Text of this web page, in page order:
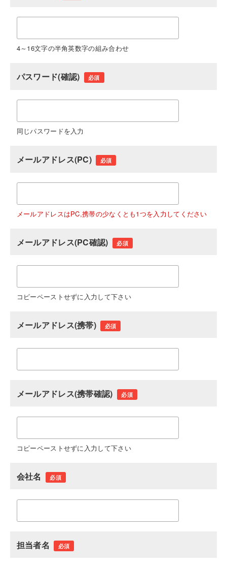
4～16文字の半角英数字の組み合わせ
パスワード(確認) 必須
同じパスワードを入力
メールアドレス(PC) 必須
メールアドレスはPC,携帯の少なくとも1つを入力してください
メールアドレス(PC確認) 必須
コピーペーストせずに入力して下さい
メールアドレス(携帯) 必須
メールアドレス(携帯確認) 必須
コピーペーストせずに入力して下さい
会社名 必須
担当者名 必須